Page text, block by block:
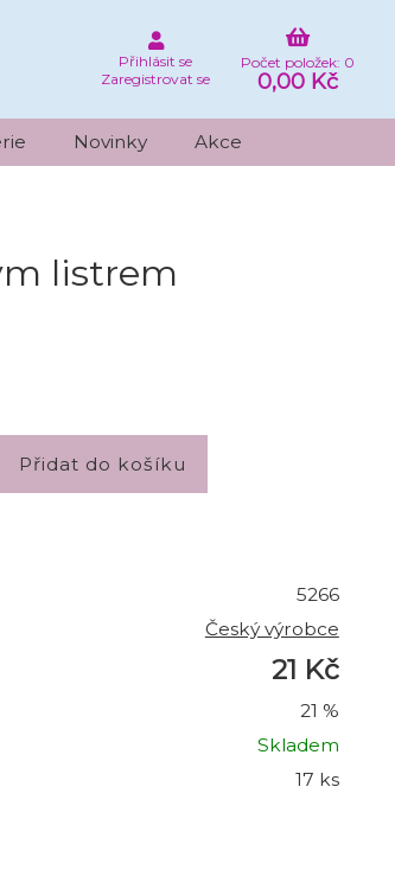
Počet položek: 0
0,00 Kč
Přihlásit se
Zaregistrovat se
Novinky Akce
listrem
5266
Český výrobce
21 Kč
21 %
Skladem
17 ks